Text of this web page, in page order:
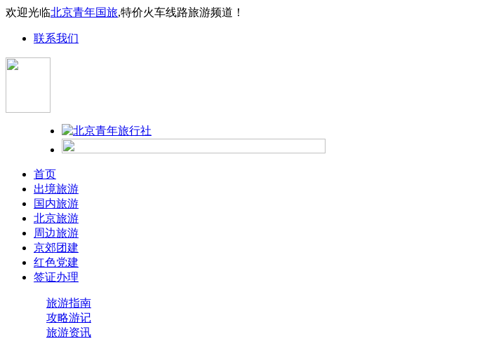
欢迎光临北京青年国旅,特价火车线路旅游频道！
联系我们
首页
出境旅游
国内旅游
北京旅游
周边旅游
京郊团建
红色党建
签证办理
旅游指南
攻略游记
旅游资讯